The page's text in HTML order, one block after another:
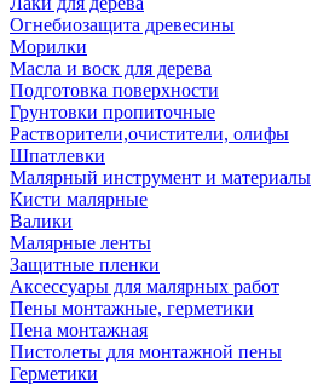
Огнебиозащита древесины
Морилки
Масла и воск для дерева
Подготовка поверхности
Грунтовки пропиточные
Растворители,очистители, олифы
Шпатлевки
Малярный инструмент и материалы
Кисти малярные
Валики
Малярные ленты
Защитные пленки
Аксессуары для малярных работ
Пены монтажные, герметики
Пена монтажная
Пистолеты для монтажной пены
Герметики